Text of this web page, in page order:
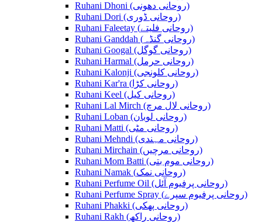
Ruhani Dhoni (روحانی دھونی)
Ruhani Dori (روحانی ڈوری)
Ruhani Faleetay (روحانی فلیتے)
Ruhani Ganddah (روحانی گنڈہ)
Ruhani Googal (روحانی گوگل)
Ruhani Harmal (روحانی حرمل)
Ruhani Kalonji (روحانی کلونجی)
Ruhani Kar'ra (روحانی کڑا)
Ruhani Keel (روحانی کیل)
Ruhani Lal Mirch (روحانی لال مرچ)
Ruhani Loban (روحانی لوبان)
Ruhani Matti (روحانی مٹی)
Ruhani Mehndi (روحانی مہندی)
Ruhani Mirchain (روحانی مرچیں)
Ruhani Mom Batti (روحانی موم بتی)
Ruhani Namak (روحانی نمک)
Ruhani Perfume Oil (روحانی پرفیوم آئل)
Ruhani Perfume Spray (روحانی پرفیوم سپرے)
Ruhani Phakki (روحانی پھکی)
Ruhani Rakh (روحانی راکھ)